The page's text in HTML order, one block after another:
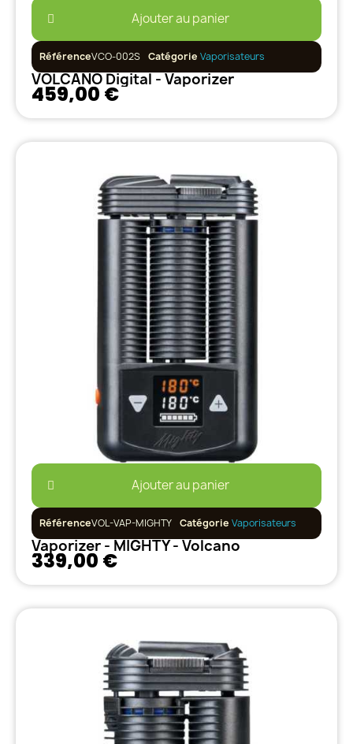
Ajouter au panier
RéférenceVCO-002S Catégorie Vaporisateurs
VOLCANO Digital - Vaporizer
459,00 €
Ajouter au panier
RéférenceVOL-VAP-MIGHTY Catégorie Vaporisateurs
Vaporizer - MIGHTY - Volcano
339,00 €